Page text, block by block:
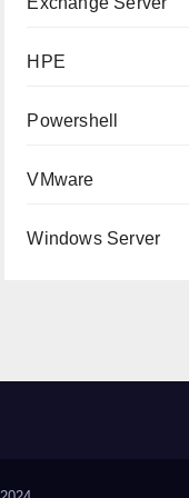
HPE
Powershell
VMware
Windows Server